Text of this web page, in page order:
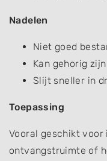
Nadelen
Niet goed
Kan gehorig zijn
Slijt sneller in
Toepassing
Vooral geschikt voor
ontvangstruimte of